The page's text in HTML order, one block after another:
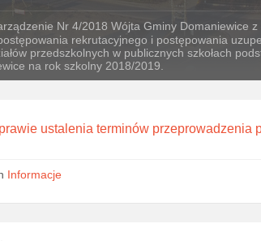
Nr 4/2018 Wójta Gminy Domaniewice
rekrutacyjnego i postępowania
przedszkolnych w publicznych szkołach
na rok szkolny 2018/2019.
ustalenia terminów przeprowadzenia
Informacje